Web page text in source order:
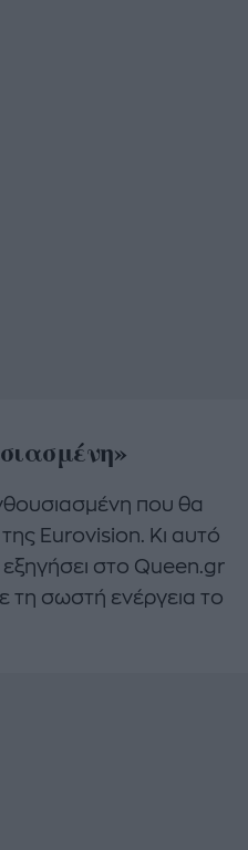
που θα
Eurovision. Κι αυτό
εξηγήσει στο Queen.gr
τη σωστή ενέργεια το